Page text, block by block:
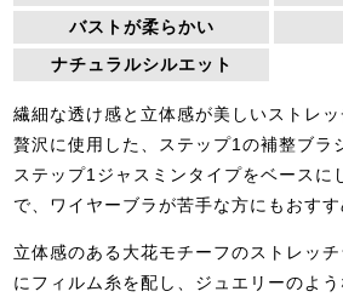
バストが柔らかい
ナチュラルシルエット
繊細な透け感と立体感が美しいストレ
贅沢に使用した、ステップ1の補整ブラ
ステップ1ジャスミンタイプをベースに
で、ワイヤーブラが苦手な方にもおすす
立体感のある大花モチーフのストレッ
にフィルム糸を配し、ジュエリーのよ